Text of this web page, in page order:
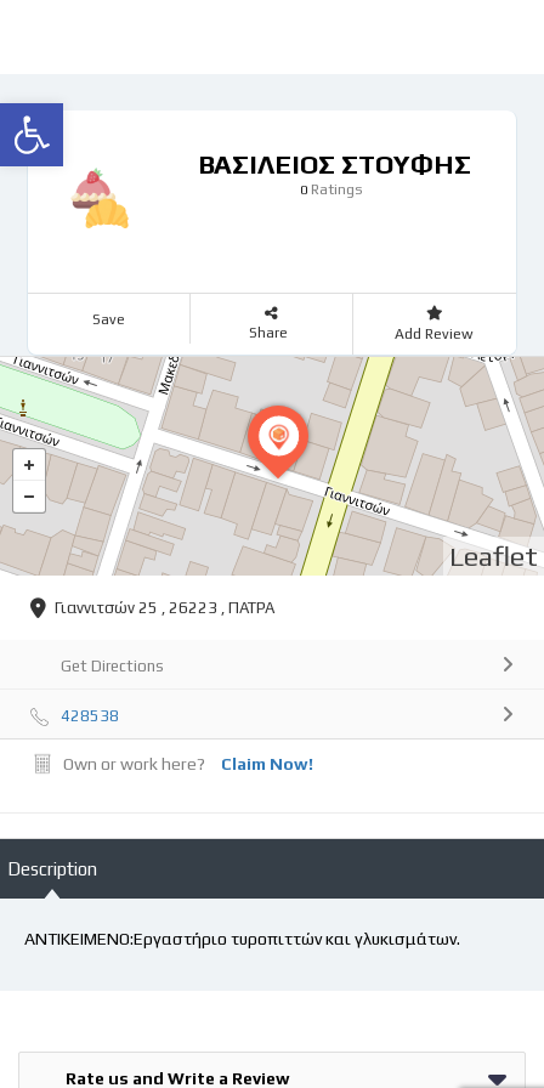
Ανοίξτε τη γραμμή εργαλείων
ΒΑΣΙΛΕΙΟΣ ΣΤΟΥΦΗΣ
0Ratings
Save
Share Add Review
Leaflet
Γιαννιτσών 25 , 26223 , ΠΑΤΡΑ
Get Directions
428538
Own or work here? Claim Now!
Description
ΑΝΤΙΚΕΙΜΕΝΟ:Εργαστήριο τυροπιττών και γλυκισμάτων.
Rate us and Write a Review